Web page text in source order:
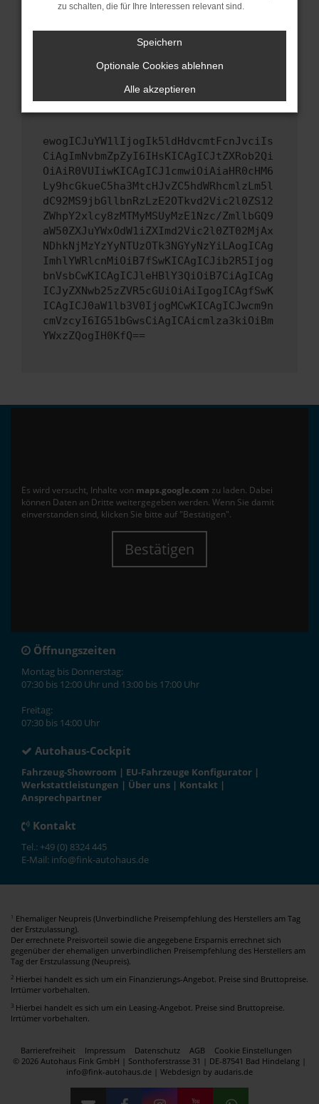
unterstützt werden.
Wende dich an den Webseitenbetreiber.
Wenn du alle oben genannten Schritte versucht
hast, kontaktiere uns bitte. Wir werden
versuchen, das Problem zu beheben. Du kannst
uns diesen Text schicken, um uns bei der
ewogICJuYW1lIjogIk5ldHdvcmtFcnJvciIs
CiAgImNvbmZpZyI6IHsKICAgICJtZXRob2Qi
OiAiR0VUIiwKICAgICJ1cmwiOiAiaHR0cHM6
Ly9hcGkueC5ha3MtcHJvZC5hdWRhcmlzLm5l
dC92MS9jbGllbnRzLzE2OTkvd2Vic2l0ZS12
ZWhpY2xlcy8zMTMyMSUyMzE1Nzc/ZmllbGQ9
aW50ZXJuYWxOdW1iZXImd2Vic2l0ZT02MjAx
NDhkNjMzYzYyNTUzOTk3NGYyNzYiLAogICAg
ImhlYWRlcnMiOiB7fSwKICAgICJib2R5Ijog
bnVsbCwKICAgICJleHBlY3QiOiB7CiAgICAg
ICJyZXNwb25zZVR5cGUiOiAiIgogICAgfSwK
ICAgICJ0aW1lb3V0IjogMCwKICAgICJwcm9n
cmVzcyI6IG51bGwsCiAgICAicmlza3kiOiBm
YWxzZQogIH0KfQ==
Es wird versucht, Inhalte von maps.google.com zu laden. Dabei
können Daten an Dritte weitergegeben werden. Wenn Sie damit
einverstanden sind, klicken Sie bitte auf "Bestätigen".
Bestätigen
Öffnungszeiten
Montag bis Donnerstag:
07:30 bis 12:00 Uhr und 13:00 bis 17:00 Uhr
Freitag:
07:30 bis 14:00 Uhr
Autohaus-Cockpit
Fahrzeug-Showroom | EU-Fahrzeuge Konfigurator |
Werkstattleistungen | Über uns | Kontakt |
Ansprechpartner
Kontakt
Tel.: +49 (0) 8324 445
E-Mail: info@fink-autohaus.de
1 Ehemaliger Neupreis (Unverbindliche Preisempfehlung des Herstellers am Tag
der Erstzulassung).
Der errechnete Preisvorteil sowie die angegebene Ersparnis errechnet sich
gegenüber der ehemaligen unverbindlichen Preisempfehlung des Herstellers am
Tag der Erstzulassung (Neupreis).
2 Hierbei handelt es sich um ein Finanzierungs-Angebot. Preise sind Bruttopreise.
Irrtümer vorbehalten.
3 Hierbei handelt es sich um ein Leasing-Angebot. Preise sind Bruttopreise.
Irrtümer vorbehalten.
Barrierefreiheit Impressum Datenschutz AGB
Cookie Einstellungen
© 2026 Autohaus Fink GmbH | Sonthoferstrasse 31 | DE-87541 Bad Hindelang |
info@fink-autohaus.de | Webdesign by audaris.de
zu schalten, die für Ihre Interessen relevant sind.
Speichern
Optionale Cookies ablehnen
Alle akzeptieren